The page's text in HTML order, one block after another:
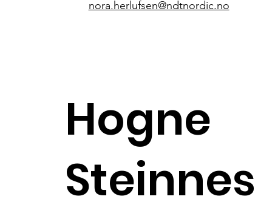
nora.herlufsen@ndtnordic.no
Hogne
Steinnes